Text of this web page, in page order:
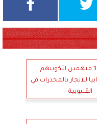
المؤبد لـ 3 متهمين لتكوينهم
للاتجار بالمخدرات في
القليوبية